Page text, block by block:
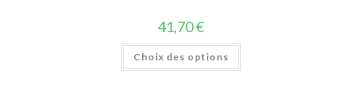
41,70€
Choix des options